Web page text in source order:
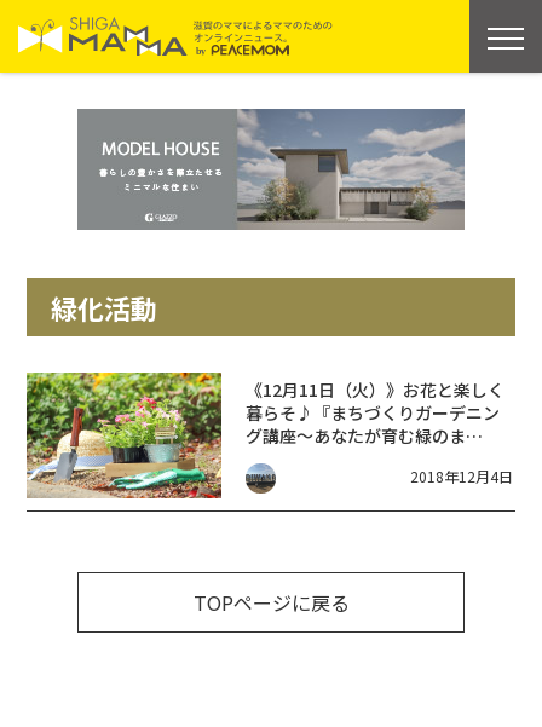
緑化活動
《12月11日（火）》お花と楽しく
暮らそ♪『まちづくりガーデニン
グ講座〜あなたが育む緑のま
ち〜』開催
2018年12月4日
TOPページに戻る